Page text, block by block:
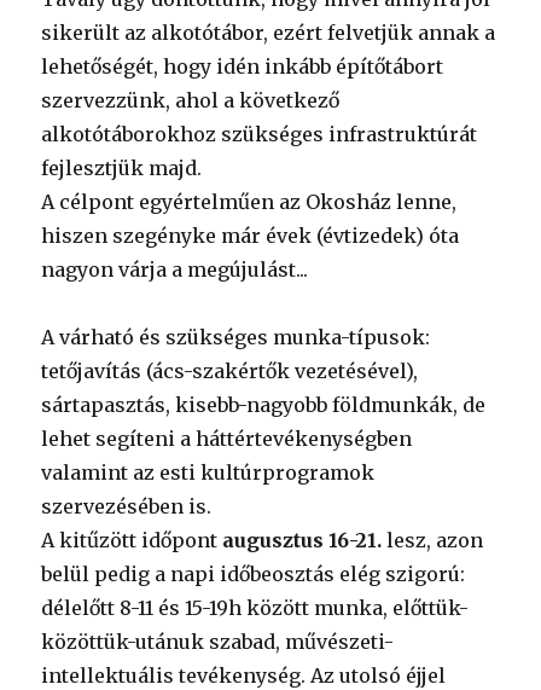
sikerült az alkotótábor, ezért felvetjük annak a
lehetőségét, hogy idén inkább építőtábort
szervezzünk, ahol a következő
alkotótáborokhoz szükséges infrastruktúrát
fejlesztjük majd.
A célpont egyértelműen az Okosház lenne,
hiszen szegényke már évek (évtizedek) óta
nagyon várja a megújulást...
A várható és szükséges munka-típusok:
tetőjavítás (ács-szakértők vezetésével),
sártapasztás, kisebb-nagyobb földmunkák, de
lehet segíteni a háttértevékenységben
valamint az esti kultúrprogramok
szervezésében is.
A kitűzött időpont augusztus 16-21. lesz, azon
belül pedig a napi időbeosztás elég szigorú:
délelőtt 8-11 és 15-19h között munka, előttük-
közöttük-utánuk szabad, művészeti-
intellektuális tevékenység. Az utolsó éjjel